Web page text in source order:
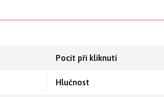
Pocit při kliknutí
Hlučnost